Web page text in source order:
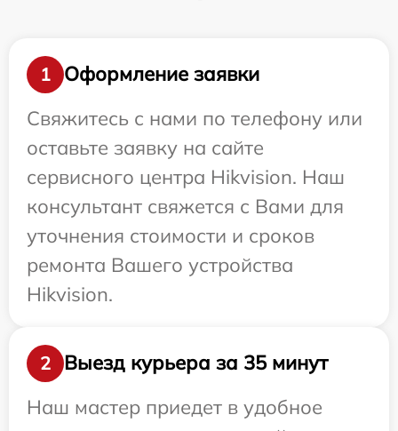
1
Оформление заявки
Свяжитесь с нами по телефону или
оставьте заявку на сайте
сервисного центра Hikvision. Наш
консультант свяжется с Вами для
уточнения стоимости и сроков
ремонта Вашего устройства
Hikvision.
2
Выезд курьера за 35 минут
Наш мастер приедет в удобное